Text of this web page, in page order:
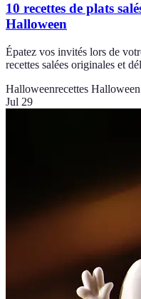
10 recettes de plats
Halloween
Épatez vos invités lors de
recettes salées originales et
Halloweenrecettes Halloween
Jul 29